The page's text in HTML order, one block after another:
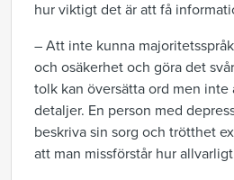
hur viktigt det är att få
– Att inte kunna
och osäkerhet och göra det
tolk kan översätta ord men inte
detaljer. En person med
beskriva sin sorg och trötthet
att man missförstår hur